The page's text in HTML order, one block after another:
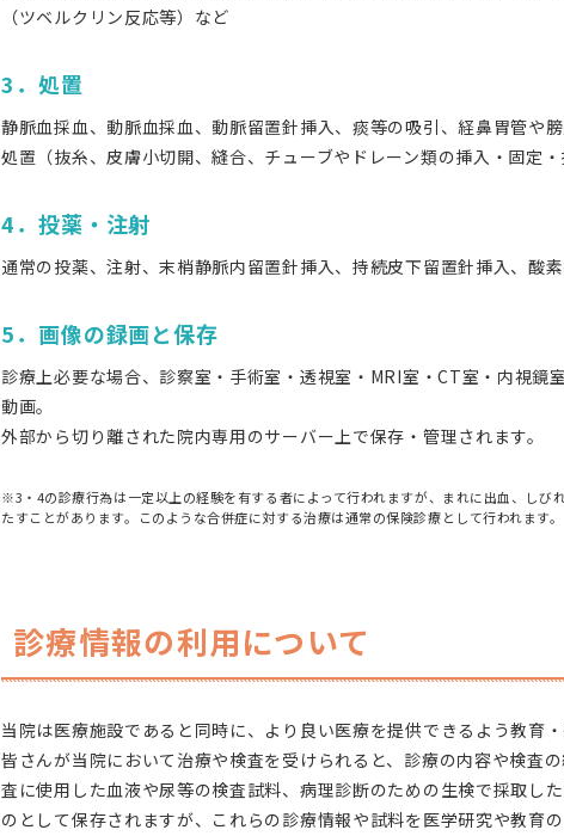
（ツベルクリン反応等）など
3．処置
静脈血採血、動脈血採血、動脈留置針挿入、痰等の吸引、経鼻胃管や
処置（抜糸、皮膚小切開、縫合、チューブやドレーン類の挿入・固定
4．投薬・注射
通常の投薬、注射、末梢静脈内留置針挿入、持続皮下留置針挿入、酸
5．画像の録画と保存
診療上必要な場合、診察室・手術室・透視室・MRI室・CT室・内視鏡
動画。
外部から切り離された院内専用のサーバー上で保存・管理されます。
※3・4の診療行為は一定以上の経験を有する者によって行われますが、まれに出血、し
たすことがあります。このような合併症に対する治療は通常の保険診療として行われます。
診療情報の利用について
当院は医療施設であると同時に、より良い医療を提供できるよう教育・
皆さんが当院において治療や検査を受けられると、診療の内容や検査
査に使用した血液や尿等の検査試料、病理診断のための生検で採取し
のとして保存されますが、これらの診療情報や試料を医学研究や教育